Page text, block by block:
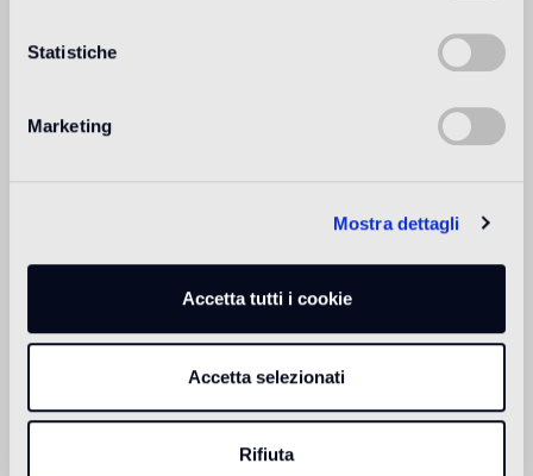
Statistiche
Marketing
Mostra dettagli
Accetta tutti i cookie
Accetta selezionati
Rifiuta
pour la pose en extérieur, en piscine et dans les milieux humides
eGlue, joint époxy Pool eGrout)
époxy eGlue, joint époxy Fillgel Plus)